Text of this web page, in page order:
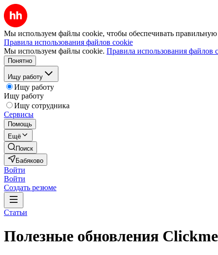
Мы используем файлы cookie, чтобы обеспечивать правильную
Правила использования файлов cookie
Мы используем файлы cookie. Правила использования файлов
Понятно
Ищу работу
Ищу работу
Ищу работу
Ищу сотрудника
Сервисы
Помощь
Ещё
Поиск
Бабяково
Войти
Войти
Создать резюме
Статьи
Полезные обновления